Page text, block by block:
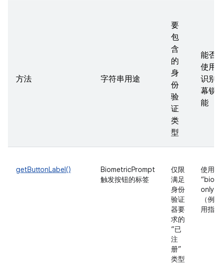
方法 字符串用途
要
包
含
的
身
份
验
证
类
型
能否
使用
识别
幕锁
能
getButtonLabel()
BiometricPrompt
触发按钮的标签
仅限
满足
身份
验证
器要
求的
“已
注
册”
类型
使用
only”
（例
用指